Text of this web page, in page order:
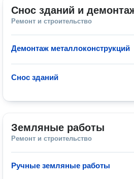
Снос зданий и
Ремонт и строительство
Демонтаж металлоконструкций
Снос зданий
Земляные работы
Ремонт и строительство
Ручные земляные работы